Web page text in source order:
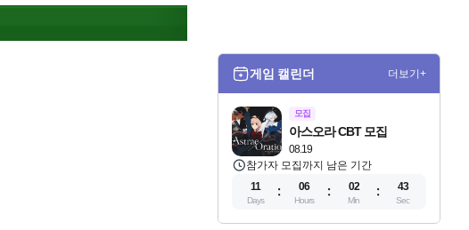
게임 캘린더 더보기+
모집
08.19
아스오라 CBT 모집
참가자 모집까지 남은 기간
11
Days
06
Hours
02
Min
42
Sec